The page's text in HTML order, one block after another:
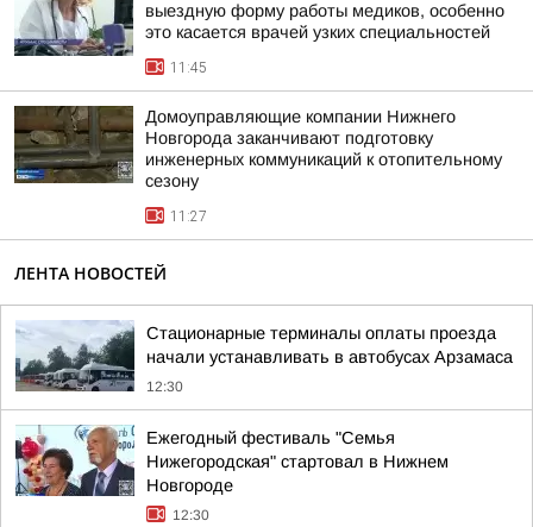
выездную форму работы медиков, особенно
это касается врачей узких специальностей
11:45
Домоуправляющие компании Нижнего
Новгорода заканчивают подготовку
инженерных коммуникаций к отопительному
сезону
11:27
ЛЕНТА НОВОСТЕЙ
Стационарные терминалы оплаты проезда
начали устанавливать в автобусах Арзамаса
12:30
Ежегодный фестиваль "Семья
Нижегородская" стартовал в Нижнем
Новгороде
12:30